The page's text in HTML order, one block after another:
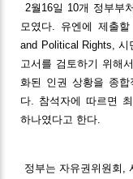
2월16일 10개 정부부
모였다. 유엔에 제출
and Political Rights, 시
고서를 검토하기 위해
화된 인권 상황을 종
다. 참석자에 따르면
하나였다고 한다.
정부는 자유권위원회,